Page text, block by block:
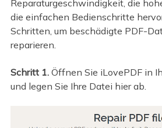
Reparaturgeschwindigkeit, die
die einfachen Bedienschritte
Schritten, um beschädigte PDF-
reparieren.
Schritt 1.Öffnen Sie iLovePDF in
und legen Sie Ihre Datei hier ab.